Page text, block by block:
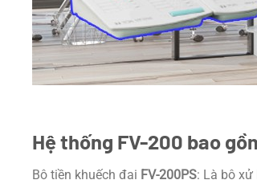
Hệ thống FV-200 bao
Bộ tiền khuếch đại FV-200PS: Là bộ xử